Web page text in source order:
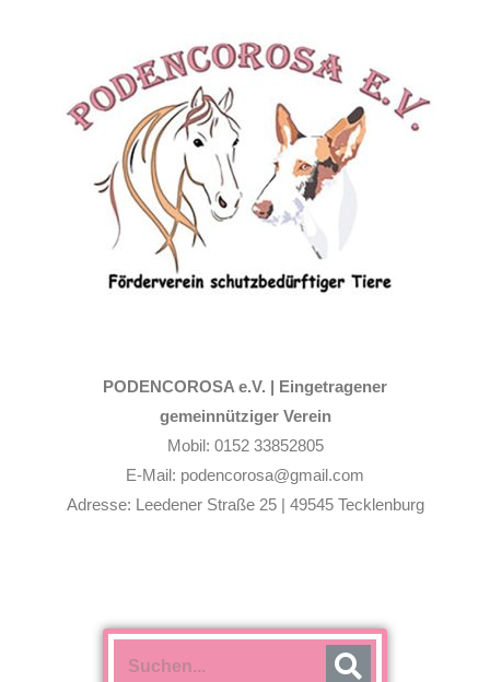
PODENCOROSA e.V. | Eingetragener
gemeinnütziger Verein
Mobil: 0152 33852805
E-Mail: podencorosa@gmail.com
Adresse: Leedener Straße 25 | 49545 Tecklenburg